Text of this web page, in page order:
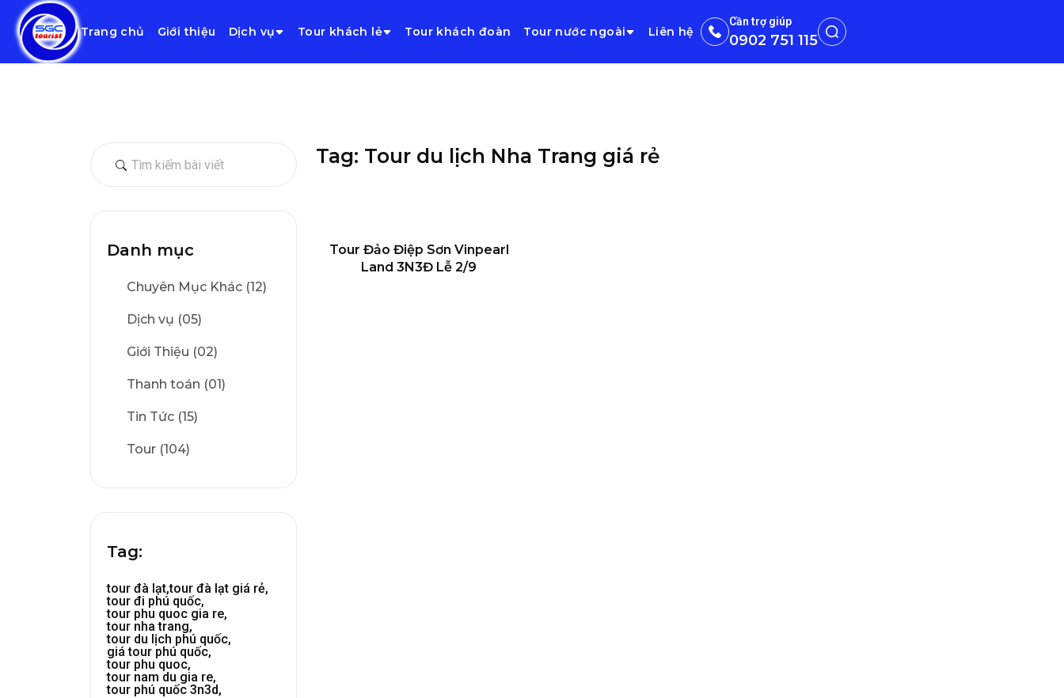
Trang chủ Giới thiệu Dịch vụ Tour khách lẻ Tour khách đoàn Tour nước ngoài Liên hệ
Cần trợ giúp
0902 751 115
Danh mục
Chuyên Mục Khác (12)
Dịch vụ (05)
Giới Thiệu (02)
Thanh toán (01)
Tin Tức (15)
Tour (104)
Tag:
tour đà lạt,tour đà lạt giá rẻ,
tour đi phú quốc,
tour phu quoc gia re,
tour nha trang,
tour du lịch phú quốc,
giá tour phú quốc,
tour phu quoc,
tour nam du gia re,
tour phú quốc 3n3d,
Tag: Tour du lịch Nha Trang giá rẻ
Tour Đảo Điệp Sơn Vinpearl
Land 3N3Đ Lễ 2/9